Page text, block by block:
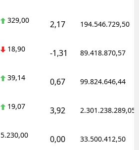
329,00 2,17 194.546.729,50
18,90 -1,31 89.418.870,57
39,14 0,67 99.824.646,44
19,07 3,92 2.301.238.289,05
5.230,00 0,00 33.500.412,50